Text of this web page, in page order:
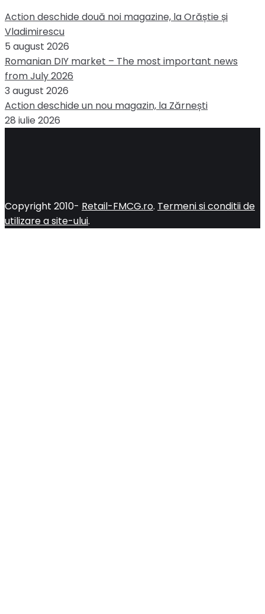
Action deschide două noi magazine, la Orăștie și
Vladimirescu
5 august 2026
Romanian DIY market – The most important news
from July 2026
3 august 2026
Action deschide un nou magazin, la Zărnești
28 iulie 2026
Copyright 2010- Retail-FMCG.ro. Termeni si conditii de
utilizare a site-ului.